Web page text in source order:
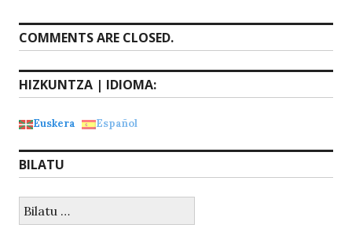
COMMENTS ARE CLOSED.
HIZKUNTZA | IDIOMA:
Euskera Español
BILATU
Bilatu: